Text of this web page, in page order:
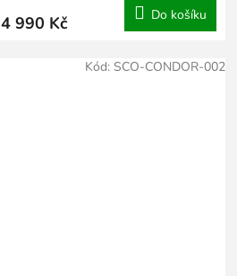
4 990 Kč Do košíku
Kód: SCO-CONDOR-002